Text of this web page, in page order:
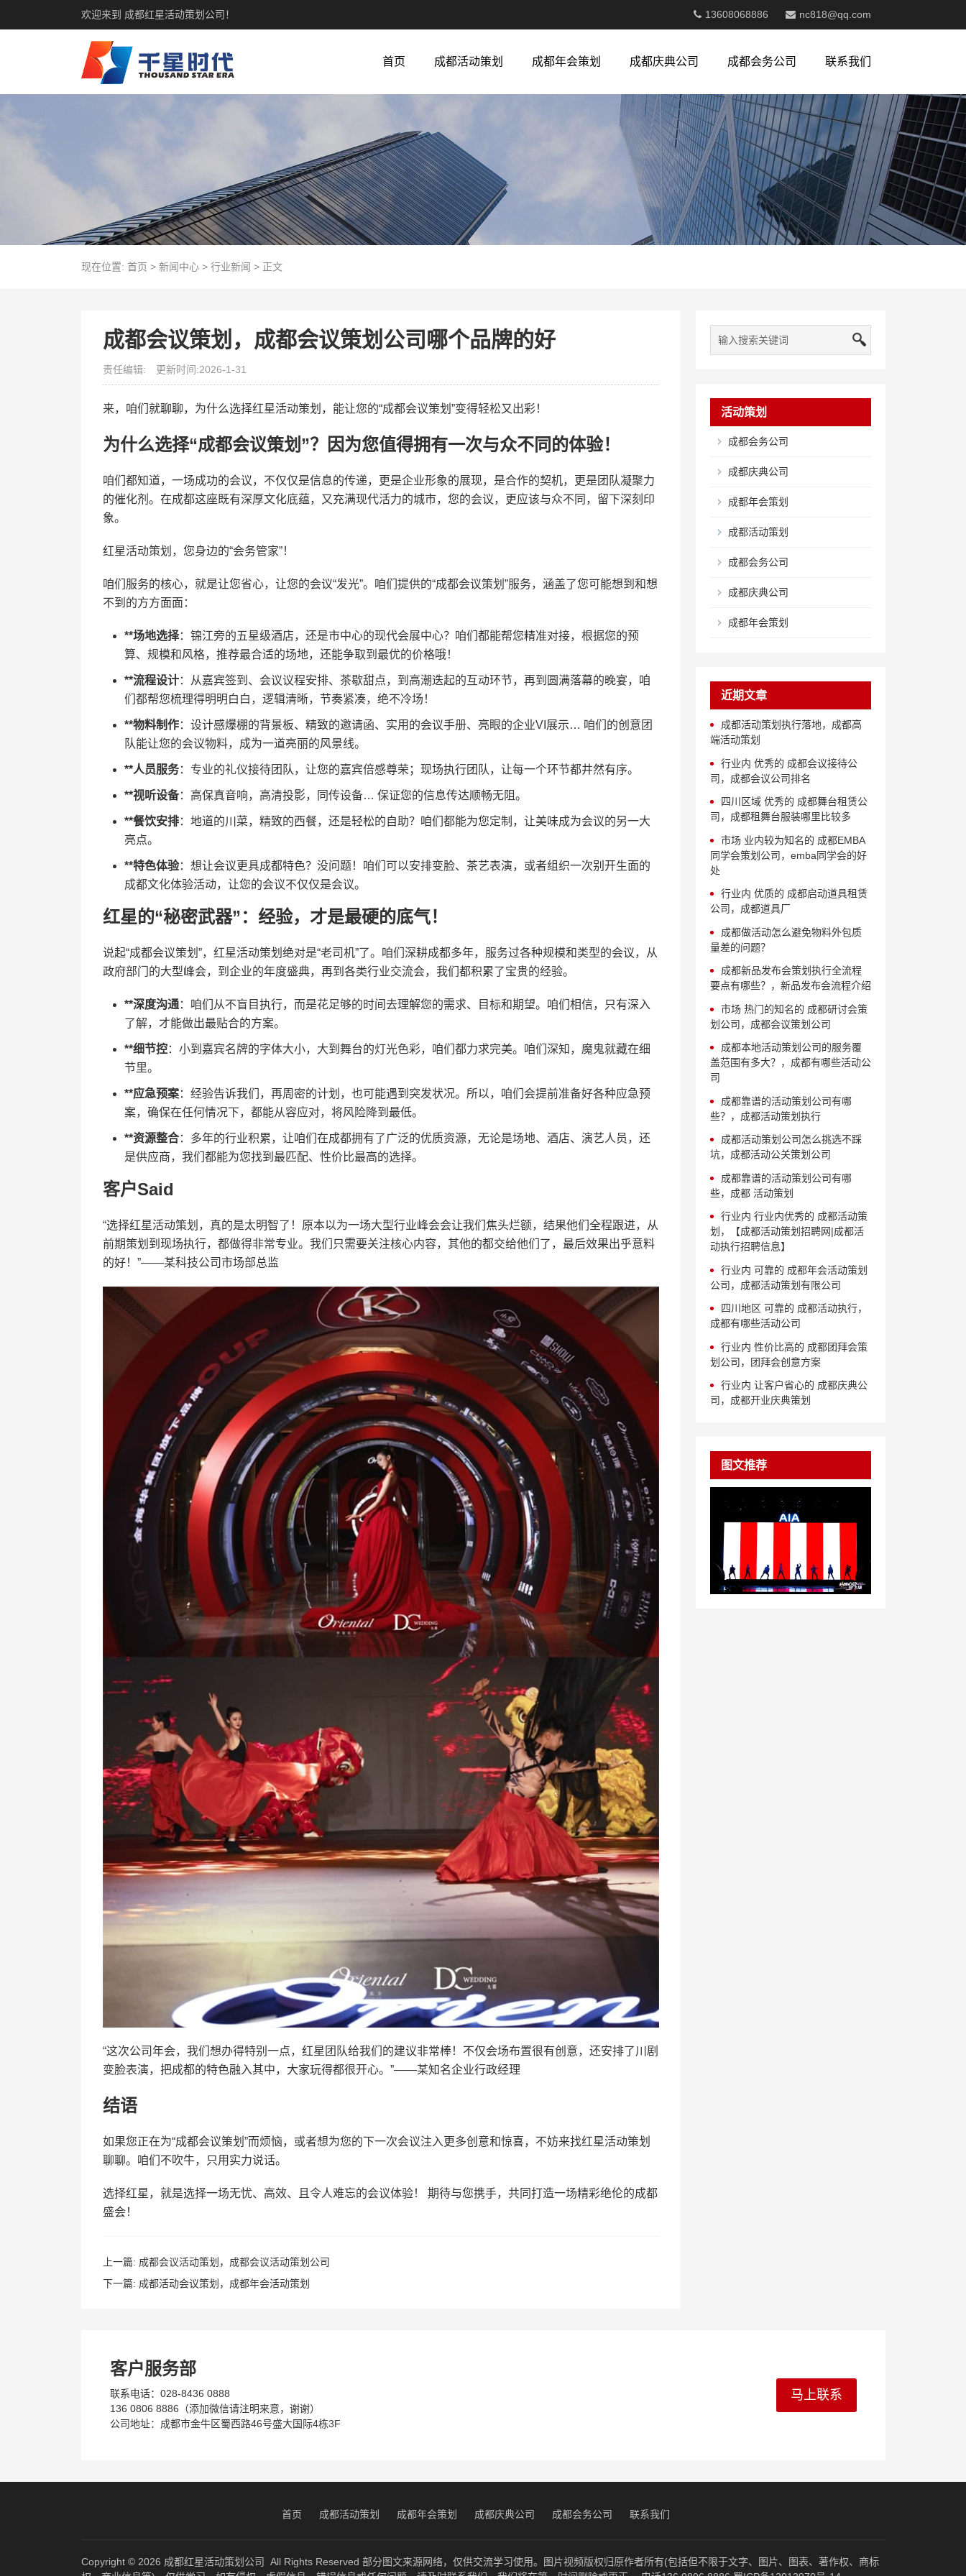
欢迎来到 成都红星活动策划公司！ 13608068886 nc818@qq.com
首页 成都活动策划 成都年会策划 成都庆典公司 成都会务公司 联系我们
现在位置: 首页 > 新闻中心> 行业新闻 > 正文
成都会议策划，成都会议策划公司哪个品牌的好
责任编辑: 更新时间:2026-1-31
来，咱们就聊聊，为什么选择红星活动策划，能让您的“成都会议策划”变得轻松又出彩！
为什么选择“成都会议策划”？因为您值得拥有一次与众不同的体验！
咱们都知道，一场成功的会议，不仅仅是信息的传递，更是企业形象的展现，是合作的契机，更是团队凝聚力
的催化剂。在成都这座既有深厚文化底蕴，又充满现代活力的城市，您的会议，更应该与众不同，留下深刻印
象。
红星活动策划，您身边的“会务管家”！
咱们服务的核心，就是让您省心，让您的会议“发光”。咱们提供的“成都会议策划”服务，涵盖了您可能想到和想
不到的方方面面：
**场地选择：锦江旁的五星级酒店，还是市中心的现代会展中心？咱们都能帮您精准对接，根据您的预
算、规模和风格，推荐最合适的场地，还能争取到最优的价格哦！
**流程设计：从嘉宾签到、会议议程安排、茶歇甜点，到高潮迭起的互动环节，再到圆满落幕的晚宴，咱
们都帮您梳理得明明白白，逻辑清晰，节奏紧凑，绝不冷场！
**物料制作：设计感爆棚的背景板、精致的邀请函、实用的会议手册、亮眼的企业VI展示… 咱们的创意团
队能让您的会议物料，成为一道亮丽的风景线。
**人员服务：专业的礼仪接待团队，让您的嘉宾倍感尊荣；现场执行团队，让每一个环节都井然有序。
**视听设备：高保真音响，高清投影，同传设备… 保证您的信息传达顺畅无阻。
**餐饮安排：地道的川菜，精致的西餐，还是轻松的自助？咱们都能为您定制，让美味成为会议的另一大
亮点。
**特色体验：想让会议更具成都特色？没问题！咱们可以安排变脸、茶艺表演，或者组织一次别开生面的
成都文化体验活动，让您的会议不仅仅是会议。
红星的“秘密武器”：经验，才是最硬的底气！
说起“成都会议策划”，红星活动策划绝对是“老司机”了。咱们深耕成都多年，服务过各种规模和类型的会议，从
政府部门的大型峰会，到企业的年度盛典，再到各类行业交流会，我们都积累了宝贵的经验。
**深度沟通：咱们从不盲目执行，而是花足够的时间去理解您的需求、目标和期望。咱们相信，只有深入
了解，才能做出最贴合的方案。
**细节控：小到嘉宾名牌的字体大小，大到舞台的灯光色彩，咱们都力求完美。咱们深知，魔鬼就藏在细
节里。
**应急预案：经验告诉我们，再周密的计划，也可能遇到突发状况。所以，咱们会提前准备好各种应急预
案，确保在任何情况下，都能从容应对，将风险降到最低。
**资源整合：多年的行业积累，让咱们在成都拥有了广泛的优质资源，无论是场地、酒店、演艺人员，还
是供应商，我们都能为您找到最匹配、性价比最高的选择。
客户Said
“选择红星活动策划，真的是太明智了！原本以为一场大型行业峰会会让我们焦头烂额，结果他们全程跟进，从
前期策划到现场执行，都做得非常专业。我们只需要关注核心内容，其他的都交给他们了，最后效果出乎意料
的好！”——某科技公司市场部总监
“这次公司年会，我们想办得特别一点，红星团队给我们的建议非常棒！不仅会场布置很有创意，还安排了川剧
变脸表演，把成都的特色融入其中，大家玩得都很开心。”——某知名企业行政经理
结语
如果您正在为“成都会议策划”而烦恼，或者想为您的下一次会议注入更多创意和惊喜，不妨来找红星活动策划
聊聊。咱们不吹牛，只用实力说话。
选择红星，就是选择一场无忧、高效、且令人难忘的会议体验！ 期待与您携手，共同打造一场精彩绝伦的成都
盛会！
上一篇: 成都会议活动策划，成都会议活动策划公司
下一篇: 成都活动会议策划，成都年会活动策划
活动策划
成都会务公司
成都庆典公司
成都年会策划
成都活动策划
成都会务公司
成都庆典公司
成都年会策划
近期文章
成都活动策划执行落地，成都高
端活动策划
行业内 优秀的 成都会议接待公
司，成都会议公司排名
四川区域 优秀的 成都舞台租赁公
司，成都租舞台服装哪里比较多
市场 业内较为知名的 成都EMBA
同学会策划公司，emba同学会的好
处
行业内 优质的 成都启动道具租赁
公司，成都道具厂
成都做活动怎么避免物料外包质
量差的问题？
成都新品发布会策划执行全流程
要点有哪些？，新品发布会流程介绍
市场 热门的知名的 成都研讨会策
划公司，成都会议策划公司
成都本地活动策划公司的服务覆
盖范围有多大？，成都有哪些活动公
司
成都靠谱的活动策划公司有哪
些？，成都活动策划执行
成都活动策划公司怎么挑选不踩
坑，成都活动公关策划公司
成都靠谱的活动策划公司有哪
些，成都 活动策划
行业内 行业内优秀的 成都活动策
划，【成都活动策划招聘网|成都活
动执行招聘信息】
行业内 可靠的 成都年会活动策划
公司，成都活动策划有限公司
四川地区 可靠的 成都活动执行，
成都有哪些活动公司
行业内 性价比高的 成都团拜会策
划公司，团拜会创意方案
行业内 让客户省心的 成都庆典公
司，成都开业庆典策划
图文推荐
客户服务部
联系电话：028-8436 0888
136 0806 8886（添加微信请注明来意，谢谢）
公司地址：成都市金牛区蜀西路46号盛大国际4栋3F
马上联系
首页 成都活动策划 成都年会策划 成都庆典公司 成都会务公司 联系我们
Copyright © 2026 成都红星活动策划公司 All Rights Reserved 部分图文来源网络，仅供交流学习使用。图片视频版权归原作者所有(包括但不限于文字、图片、图表、著作权、商标